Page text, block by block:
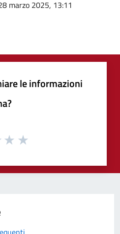
marzo 2025, 13:11
le informazioni